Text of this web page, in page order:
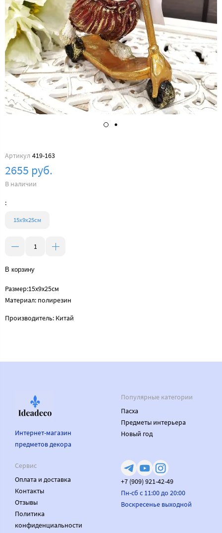
Артикул 419-163
2655 руб.
В наличии
:
15x9x25см
В корзину
Размер:15x9x25см
Материал: полирезин
Производитель: Китай
Интернет-магазин
предметов декора
Популярные категории
Пасха
Предметы интерьера
Новый год
Сервис
Оплата и доставка
Контакты
Отзывы
Политика
конфиденциальности
+7 (909) 921-42-49
Пн-сб с 11:00 до 20:00
Воскресенье выходной